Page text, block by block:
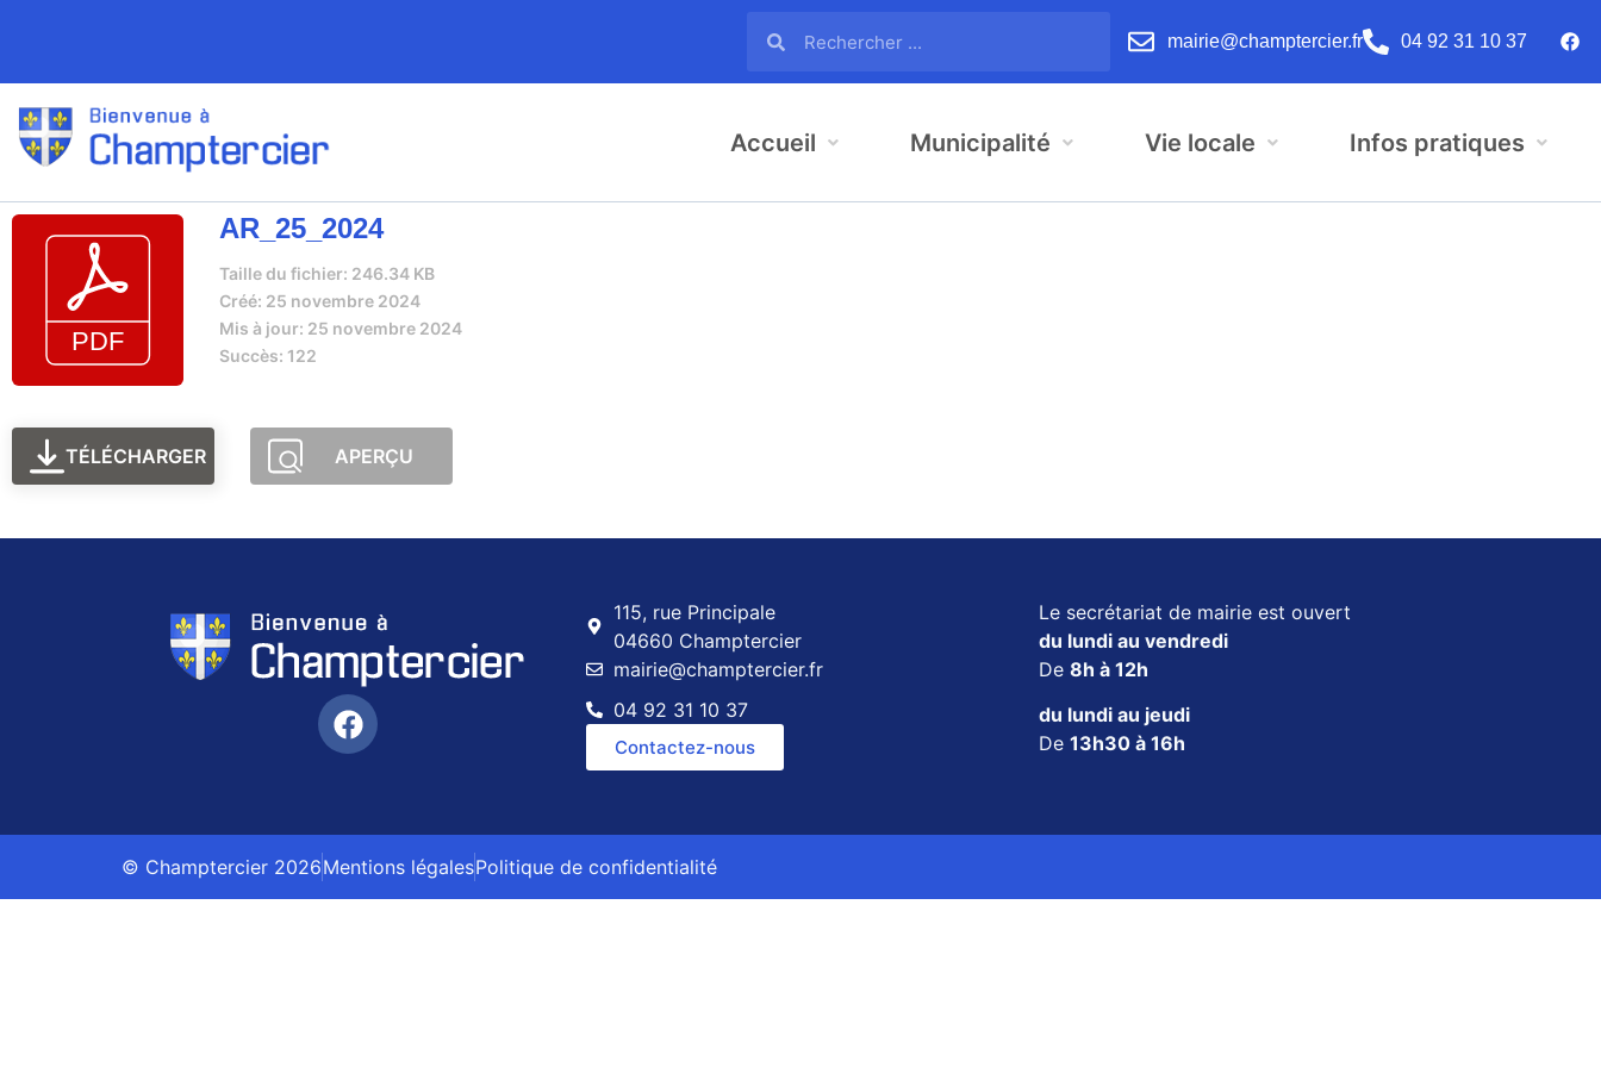
mairie@champtercier.fr 04 92 31 10 37
Accueil Municipalité Vie locale Infos pratiques
AR_25_2024
Taille du fichier: 246.34 KB
Créé: 25 novembre 2024
Mis à jour: 25 novembre 2024
Succès: 122
TÉLÉCHARGER APERÇU
115, rue Principale
04660 Champtercier
mairie@champtercier.fr
04 92 31 10 37
Contactez-nous
Le secrétariat de mairie est ouvert
du lundi au vendredi
De 8h à 12h
du lundi au jeudi
De 13h30 à 16h
© Champtercier 2026Mentions légalesPolitique de confidentialité